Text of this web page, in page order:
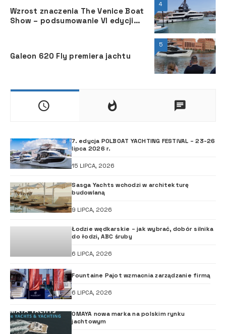
4
Wzrost znaczenia The Venice Boat
Show ­– podsumowanie VI edycji
5
Galeon 620 Fly premiera jachtu
7. edycja POLBOAT YACHTING FESTIVAL – 23-26
lipca 2026 r.
15 LIPCA, 2026
Sasga Yachts wchodzi w architekturę
budowlaną
9 LIPCA, 2026
Łodzie wędkarskie – jak wybrać, dobór silnika
do łodzi, ABC śruby
6 LIPCA, 2026
Fountaine Pajot wzmacnia zarządzanie firmą
6 LIPCA, 2026
OMAYA nowa marka na polskim rynku
jachtowym